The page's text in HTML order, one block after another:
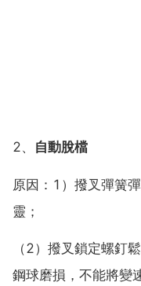
2、 自動脫檔
原因：1）撥叉彈簧
靈；
（2）撥叉鎖定螺釘
鋼球磨損，不能將變